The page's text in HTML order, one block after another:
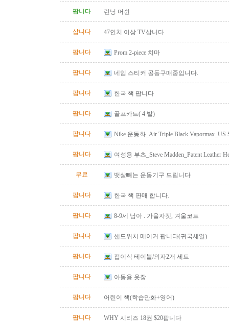
팝니다 런닝 머쉰
삽니다 47인치 이상 TV삽니다
팝니다 Prom 2-piece 치마
팝니다 네임 스티커 공동구매중입니다.
팝니다 한국 책 팝니다
팝니다 골프카트( 4 발)
팝니다 Nike 운동화_Air Triple Black Vapormax_US
팝니다
여성용 부츠_Steve Madden_Patent Leather
무료
뱃살빼는 운동기구 드립니다
팝니다 한국 책 판매 합니다.
팝니다 8-9세 남아 . 가을자켓, 겨울코트
팝니다 샌드위치 메이커 팝니다(귀국세일)
팝니다 접이식 테이블/의자2개 세트
팝니다 아동용 옷장
팝니다 어린이 책(학습만화+영어)
팝니다 WHY 시리즈 18권 $20팝니다